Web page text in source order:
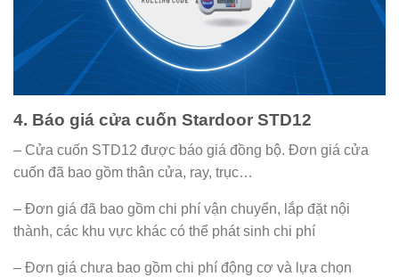
4. Báo giá cửa cuốn Stardoor STD12
– Cửa cuốn STD12 được báo giá đồng bộ. Đơn giá cửa
cuốn đã bao gồm thân cửa, ray, trục…
– Đơn giá đã bao gồm chi phí vận chuyển, lắp đặt nội
thành, các khu vực khác có thể phát sinh chi phí
– Đơn giá chưa bao gồm chi phí động cơ và lựa chọn